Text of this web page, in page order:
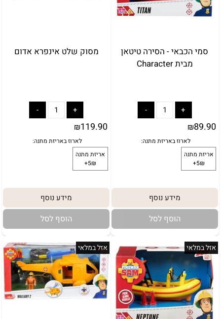
מתנה:
לארוז באריזת מתנה:
סמי הכבאי - הסירה טיטאן
מבית Character
₪89.90
מידע נוסף
הוסף לסל
מסוק שלט אינפרא אדום
₪119.90
מידע נוסף
הוסף לסל
אזל במלאי אזל במלאי